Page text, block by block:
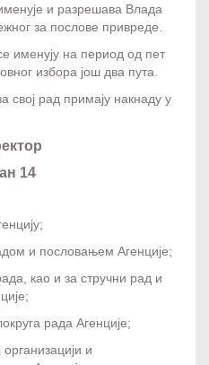
и разрешава Влада
за послове привреде.
именују на период од пет
избора још два пута.
свој рад примају накнаду у
14
и пословањем Агенције;
као и за стручни рад и
рада Агенције;
и